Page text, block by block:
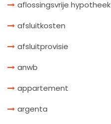
aflossingsvrije hypotheek
afsluitkosten
afsluitprovisie
anwb
appartement
argenta